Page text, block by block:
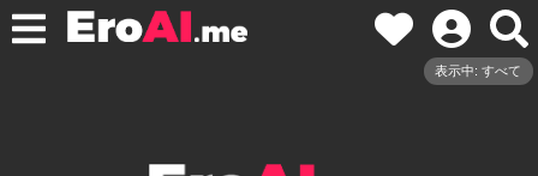
表示中: すべて